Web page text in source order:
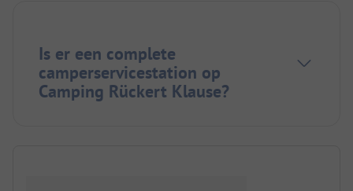
Is er een complete
camperservicestation op
Camping Rückert Klause?